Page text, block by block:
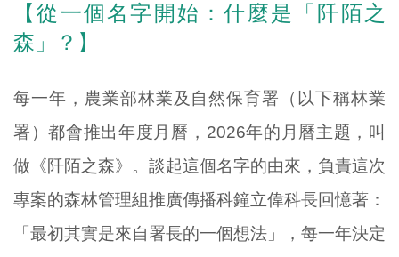
【從一個名字開始：什麼是「阡陌之
森」？ 】
每一年，農業部林業及自然保育署（以下稱林業
署）都會推出年度月曆，2026年的月曆主題，叫
做《阡陌之森》。 談起這個名字的由來，負責這次
專案的森林管理組推廣傳播科鐘立偉科長回憶著：
「最初其實是來自署長的一個想法」，每一年決定